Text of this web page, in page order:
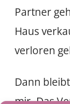
Partner
Haus
verloren
Dann
mir. Das